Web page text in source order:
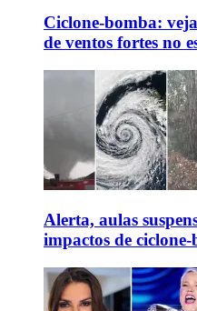
Ciclone-bomba:
de ventos fortes no
Alerta, aulas
impactos de